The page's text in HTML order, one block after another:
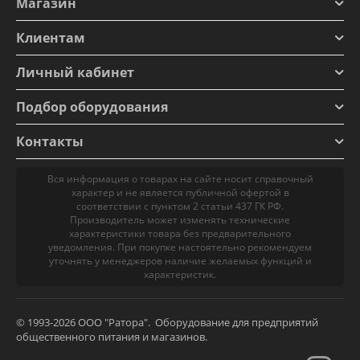
Клиентам
Личный кабинет
Подбор оборудования
Контакты
Вся информация о товарах на сайте носит справочный
характер и не является публичной офертой в
соответствии с пунктом 2 статьи 437 ГК РФ.
Производитель может изменять технические
характеристики товара без предварительного
уведомления. При покупке настоятельно рекомендуем
уточнять у менеджеров наличие желаемых функций и
характеристик.
© 1993-2026 ООО "Ратора". Оборудование для предприятий
общественного питания и магазинов.